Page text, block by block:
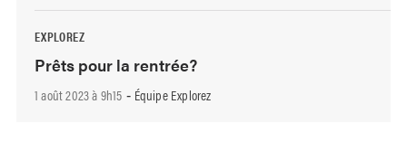
EXPLOREZ
Prêts pour la rentrée?
1 août 2023 à 9h15 - Équipe Explorez